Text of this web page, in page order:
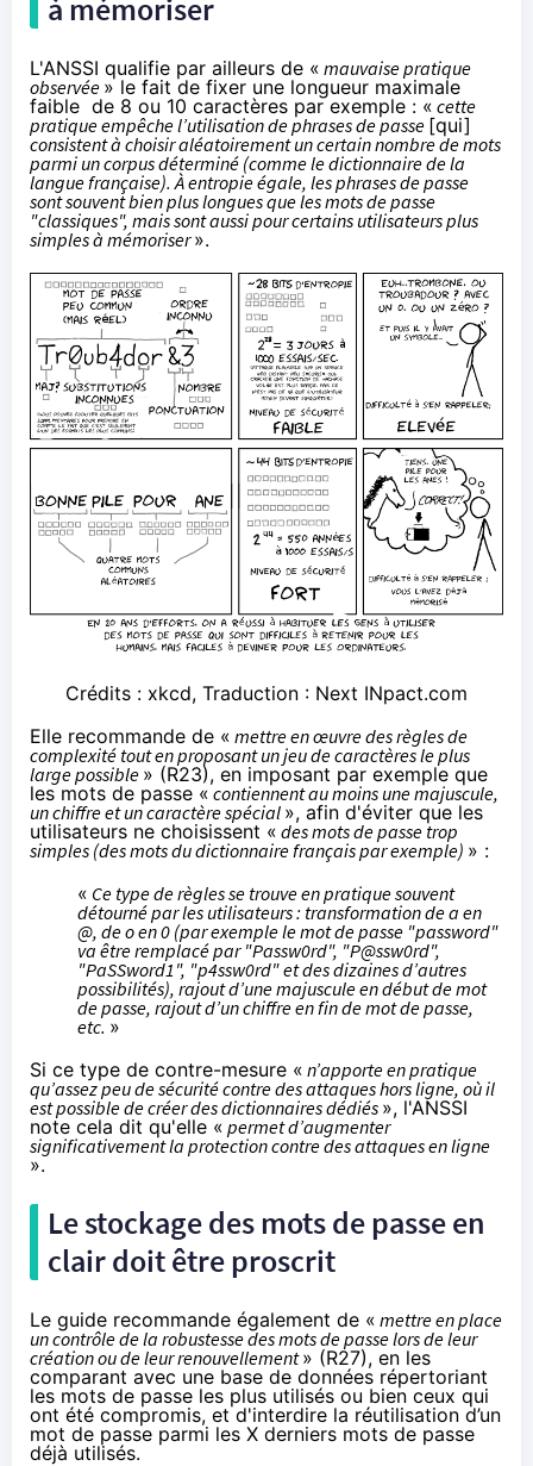
à mémoriser
L'ANSSI qualifie par ailleurs de « mauvaise pratique
observée » le fait de fixer une longueur maximale
faible de 8 ou 10 caractères par exemple : « cette
pratique empêche l’utilisation de phrases de passe [qui]
consistent à choisir aléatoirement un certain nombre de mots
parmi un corpus déterminé (comme le dictionnaire de la
langue française). À entropie égale, les phrases de passe
sont souvent bien plus longues que les mots de passe
"classiques", mais sont aussi pour certains utilisateurs plus
simples à mémoriser».
Crédits : xkcd, Traduction : Next INpact.com
Elle recommande de « mettre en œuvre des règles de
complexité tout en proposant un jeu de caractères le plus
large possible » (R23), en imposant par exemple que
les mots de passe «contiennent au moins une majuscule,
un chiffre et un caractère spécial », afin d'éviter que les
utilisateurs ne choisissent « des mots de passe trop
simples (des mots du dictionnaire français par exemple) » :
« Ce type de règles se trouve en pratique souvent
détourné par les utilisateurs : transformation de a en
@, de o en 0 (par exemple le mot de passe "password"
va être remplacé par "Passw0rd", "P@ssw0rd",
"PaSSword1", "p4ssw0rd" et des dizaines d’autres
possibilités), rajout d’une majuscule en début de mot
de passe, rajout d’un chiffre en fin de mot de passe,
etc. »
Si ce type de contre-mesure « n’apporte en pratique
qu’assez peu de sécurité contre des attaques hors ligne, où il
est possible de créer des dictionnaires dédiés », l'ANSSI
note cela dit qu'elle « permet d’augmenter
significativement la protection contre des attaques en ligne
».
Le stockage des mots de passe en
clair doit être proscrit
Le guide recommande également de « mettre en place
un contrôle de la robustesse des mots de passe lors de leur
création ou de leur renouvellement» (R27), en les
comparant avec une base de données répertoriant
les mots de passe les plus utilisés ou bien ceux qui
ont été compromis, et d'interdire la réutilisation d’un
mot de passe parmi les X derniers mots de passe
déjà utilisés.